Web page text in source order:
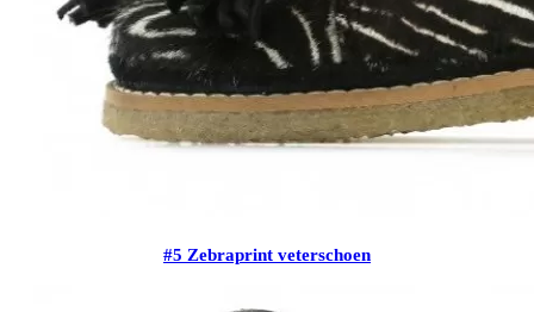
#5 Zebraprint veterschoen